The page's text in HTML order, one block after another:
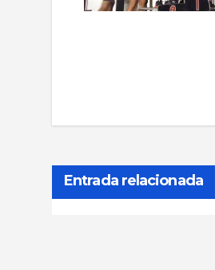
Entrada relacionada